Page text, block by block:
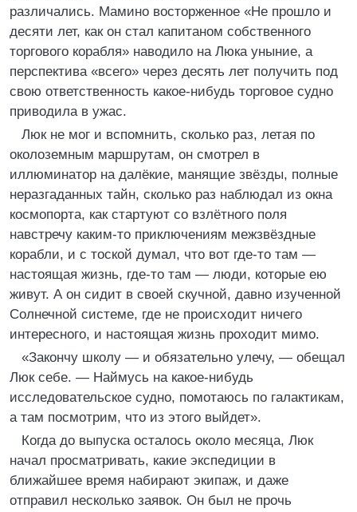
различались. Мамино восторженное «Не прошло и
десяти лет, как он стал капитаном собственного
торгового корабля» наводило на Люка уныние, а
перспектива «всего» через десять лет получить под
свою ответственность какое-нибудь торговое судно
приводила в ужас.
Люк не мог и вспомнить, сколько раз, летая по
околоземным маршрутам, он смотрел в
иллюминатор на далёкие, манящие звёзды, полные
неразгаданных тайн, сколько раз наблюдал из окна
космопорта, как стартуют со взлётного поля
навстречу каким-то приключениям межзвёздные
корабли, и с тоской думал, что вот где-то там —
настоящая жизнь, где-то там — люди, которые ею
живут. А он сидит в своей скучной, давно изученной
Солнечной системе, где не происходит ничего
интересного, и настоящая жизнь проходит мимо.
«Закончу школу — и обязательно улечу, — обещал
Люк себе. — Наймусь на какое-нибудь
исследовательское судно, помотаюсь по галактикам,
а там посмотрим, что из этого выйдет».
Когда до выпуска осталось около месяца, Люк
начал просматривать, какие экспедиции в
ближайшее время набирают экипаж, и даже
отправил несколько заявок. Он был не прочь